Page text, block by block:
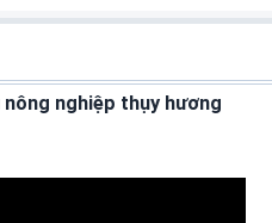
nghiệp thụy hương